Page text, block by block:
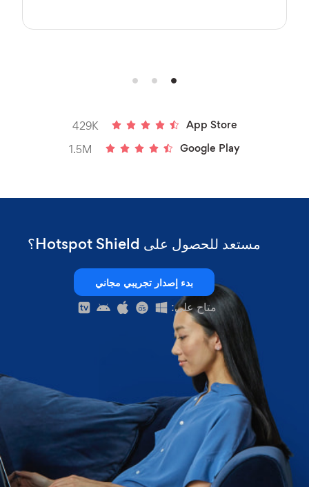
App Store
429K
Google Play
1.5M
مستعد للحصول على Hotspot Shield؟
بدء إصدار تجريبي مجاني
متاح على: